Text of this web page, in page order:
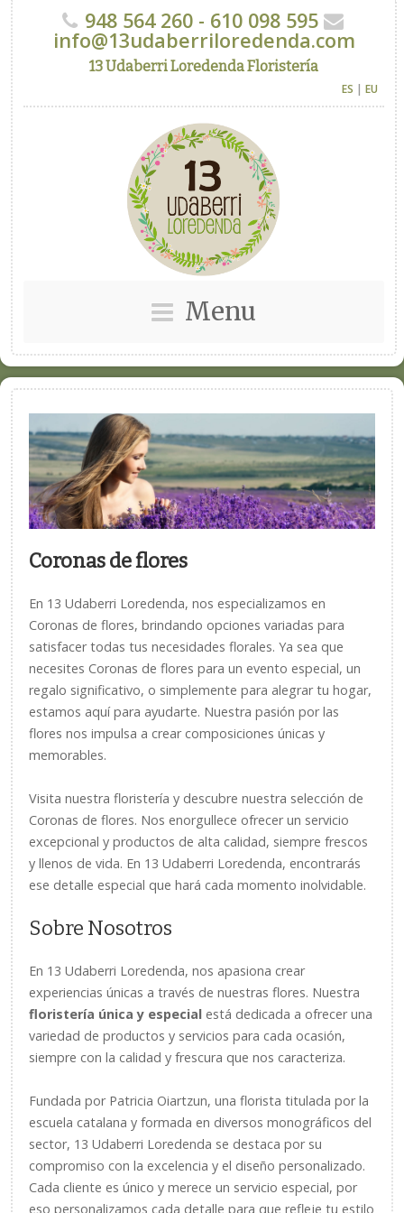
948 564 260 - 610 098 595
info@13udaberriloredenda.com
13 Udaberri Loredenda Floristería
ES | EU
Menu
Coronas de flores
En 13 Udaberri Loredenda, nos especializamos en
Coronas de flores, brindando opciones variadas para
satisfacer todas tus necesidades florales. Ya sea que
necesites Coronas de flores para un evento especial, un
regalo significativo, o simplemente para alegrar tu hogar,
estamos aquí para ayudarte. Nuestra pasión por las
flores nos impulsa a crear composiciones únicas y
memorables.
Visita nuestra floristería y descubre nuestra selección de
Coronas de flores. Nos enorgullece ofrecer un servicio
excepcional y productos de alta calidad, siempre frescos
y llenos de vida. En 13 Udaberri Loredenda, encontrarás
ese detalle especial que hará cada momento inolvidable.
Sobre Nosotros
En 13 Udaberri Loredenda, nos apasiona crear
experiencias únicas a través de nuestras flores. Nuestra
floristería única y especial está dedicada a ofrecer una
variedad de productos y servicios para cada ocasión,
siempre con la calidad y frescura que nos caracteriza.
Fundada por Patricia Oiartzun, una florista titulada por la
escuela catalana y formada en diversos monográficos del
sector, 13 Udaberri Loredenda se destaca por su
compromiso con la excelencia y el diseño personalizado.
Cada cliente es único y merece un servicio especial, por
eso personalizamos cada detalle para que refleje tu estilo